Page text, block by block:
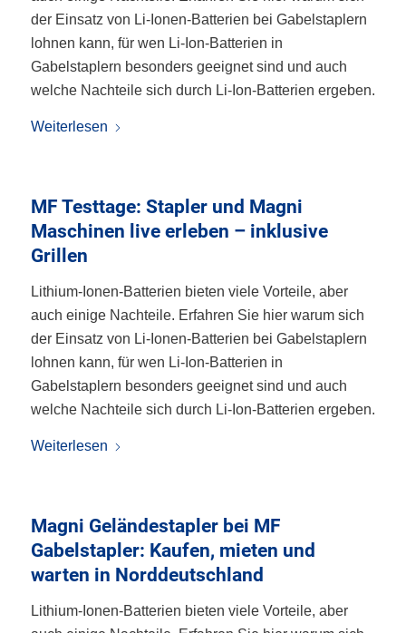
der Einsatz von Li-Ionen-Batterien bei Gabelstaplern
lohnen kann, für wen Li-Ion-Batterien in
Gabelstaplern besonders geeignet sind und auch
welche Nachteile sich durch Li-Ion-Batterien ergeben.
Weiterlesen
MF Testtage: Stapler und Magni
Maschinen live erleben – inklusive
Grillen
Lithium-Ionen-Batterien bieten viele Vorteile, aber
auch einige Nachteile. Erfahren Sie hier warum sich
der Einsatz von Li-Ionen-Batterien bei Gabelstaplern
lohnen kann, für wen Li-Ion-Batterien in
Gabelstaplern besonders geeignet sind und auch
welche Nachteile sich durch Li-Ion-Batterien ergeben.
Weiterlesen
Magni Geländestapler bei MF
Gabelstapler: Kaufen, mieten und
warten in Norddeutschland
Lithium-Ionen-Batterien bieten viele Vorteile, aber